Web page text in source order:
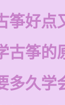
筝好点
古筝的
多久学